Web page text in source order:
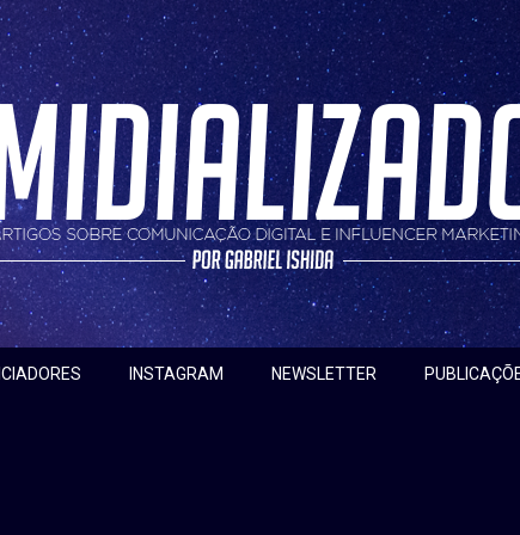
INSTAGRAM NEWSLETTER
marketing